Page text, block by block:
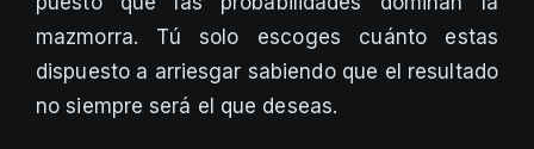
mazmorra. Tú solo escoges cuánto estas
dispuesto a arriesgar sabiendo que el resultado
no siempre será el que deseas.